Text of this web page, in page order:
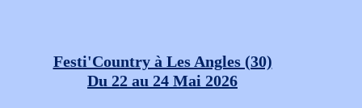
Festi'Country à Les Angles (30)
Du 22 au 24 Mai 2026